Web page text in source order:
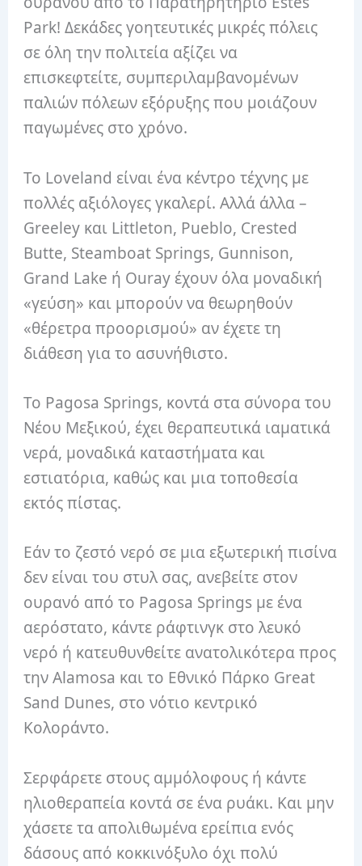
Park! Δεκάδες γοητευτικές μικρές πόλεις
σε όλη την πολιτεία αξίζει να
επισκεφτείτε, συμπεριλαμβανομένων
παλιών πόλεων εξόρυξης που μοιάζουν
παγωμένες στο χρόνο.
Το Loveland είναι ένα κέντρο τέχνης με
πολλές αξιόλογες γκαλερί. Αλλά άλλα –
Greeley και Littleton, Pueblo, Crested
Butte, Steamboat Springs, Gunnison,
Grand Lake ή Ouray έχουν όλα μοναδική
«γεύση» και μπορούν να θεωρηθούν
«θέρετρα προορισμού» αν έχετε τη
διάθεση για το ασυνήθιστο.
Το Pagosa Springs, κοντά στα σύνορα του
Νέου Μεξικού, έχει θεραπευτικά ιαματικά
νερά, μοναδικά καταστήματα και
εστιατόρια, καθώς και μια τοποθεσία
εκτός πίστας.
Εάν το ζεστό νερό σε μια εξωτερική πισίνα
δεν είναι του στυλ σας, ανεβείτε στον
ουρανό από το Pagosa Springs με ένα
αερόστατο, κάντε ράφτινγκ στο λευκό
νερό ή κατευθυνθείτε ανατολικότερα προς
την Alamosa και το Εθνικό Πάρκο Great
Sand Dunes, στο νότιο κεντρικό
Κολοράντο.
Σερφάρετε στους αμμόλοφους ή κάντε
ηλιοθεραπεία κοντά σε ένα ρυάκι. Και μην
χάσετε τα απολιθωμένα ερείπια ενός
δάσους από κοκκινόξυλο όχι πολύ